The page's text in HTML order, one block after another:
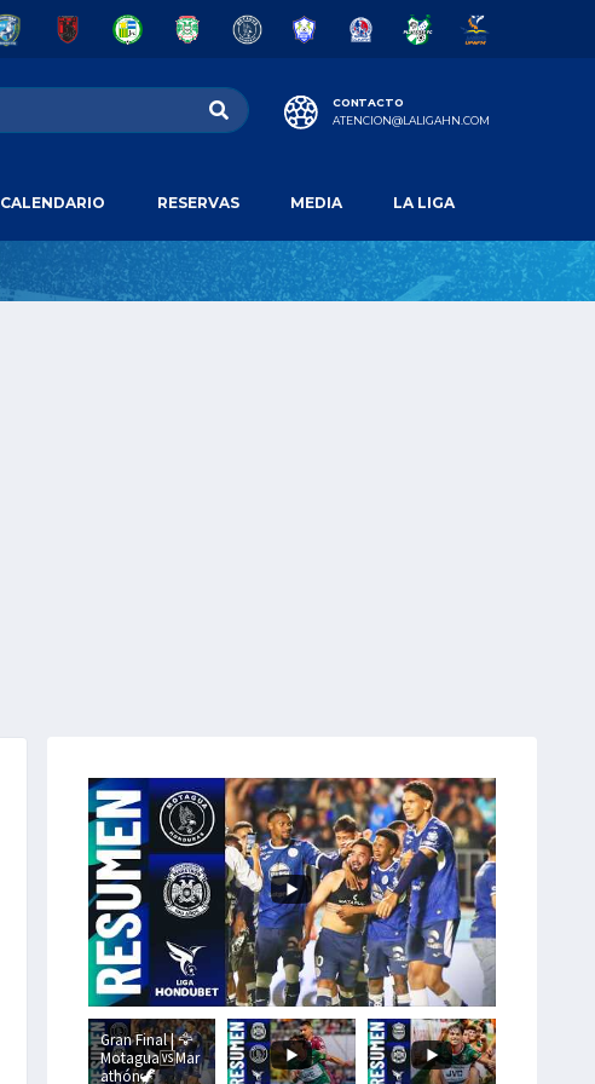
CONTACTO
ATENCION@LALIGAHN.COM
CALENDARIO RESERVAS MEDIA LA LIGA
Gran Final | 🦅
Motagua🆚Mar
athón🦖